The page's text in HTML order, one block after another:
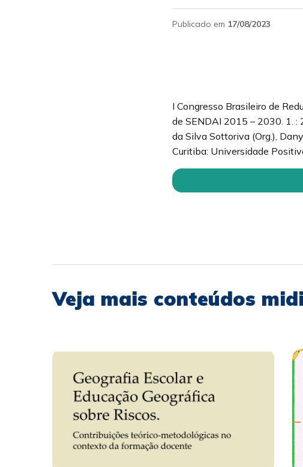
Publicado em 17/08/2023
I Congresso Brasileiro de
de SENDAI 2015 – 2030. 1. :
da Silva Sottoriva (Org.),
Curitiba: Universidade
Veja mais conteúdos